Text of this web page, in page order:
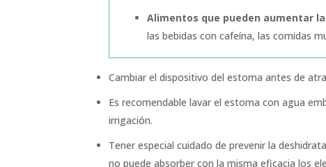
Alimentos que pueden aumentar
las bebidas con cafeína, las comidas
Cambiar el dispositivo del estoma antes de
Es recomendable lavar el estoma con agua
irrigación.
Tener especial cuidado de prevenir la
no puede absorber con la misma eficacia los